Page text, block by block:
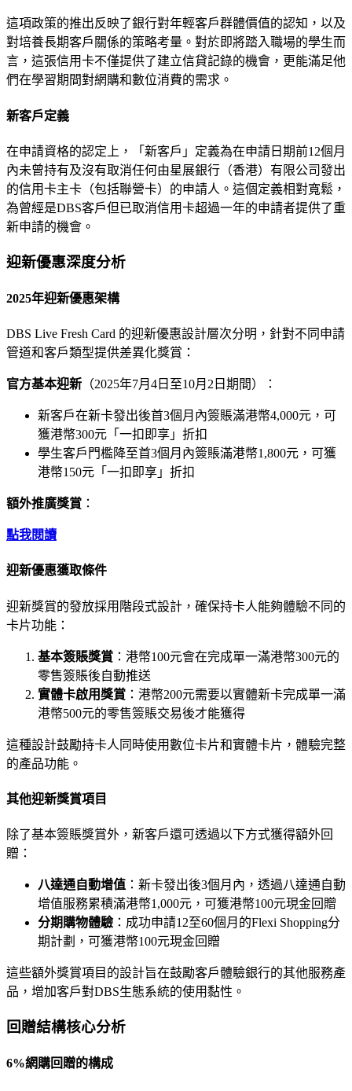
這項政策的推出反映了銀行對年輕客戶群體價值的認知，以及
對培養長期客戶關係的策略考量。對於即將踏入職場的學生而
言，這張信用卡不僅提供了建立信貸記錄的機會，更能滿足他
們在學習期間對網購和數位消費的需求。
新客戶定義
在申請資格的認定上，「新客戶」定義為在申請日期前12個月
內未曾持有及沒有取消任何由星展銀行（香港）有限公司發出
的信用卡主卡（包括聯營卡）的申請人。這個定義相對寬鬆，
為曾經是DBS客戶但已取消信用卡超過一年的申請者提供了重
新申請的機會。
迎新優惠深度分析
2025年迎新優惠架構
DBS Live Fresh Card 的迎新優惠設計層次分明，針對不同申請
管道和客戶類型提供差異化獎賞：
官方基本迎新 （2025年7月4日至10月2日期間）：
新客戶在新卡發出後首3個月內簽賬滿港幣4,000元，可
獲港幣300元「一扣即享」折扣
學生客戶門檻降至首3個月內簽賬滿港幣1,800元，可獲
港幣150元「一扣即享」折扣
額外推廣獎賞 ：
點我閱讀
迎新優惠獲取條件
迎新獎賞的發放採用階段式設計，確保持卡人能夠體驗不同的
卡片功能：
基本簽賬獎賞 ：港幣100元會在完成單一滿港幣300元的
零售簽賬後自動推送
實體卡啟用獎賞 ：港幣200元需要以實體新卡完成單一滿
港幣500元的零售簽賬交易後才能獲得
這種設計鼓勵持卡人同時使用數位卡片和實體卡片，體驗完整
的產品功能。
其他迎新獎賞項目
除了基本簽賬獎賞外，新客戶還可透過以下方式獲得額外回
贈：
八達通自動增值 ：新卡發出後3個月內，透過八達通自動
增值服務累積滿港幣1,000元，可獲港幣100元現金回贈
分期購物體驗 ：成功申請12至60個月的Flexi Shopping分
期計劃，可獲港幣100元現金回贈
這些額外獎賞項目的設計旨在鼓勵客戶體驗銀行的其他服務產
品，增加客戶對DBS生態系統的使用黏性。
回贈結構核心分析
6%網購回贈的構成